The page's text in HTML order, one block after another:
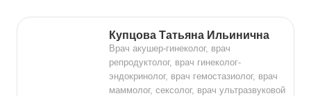
Купцова Татьяна Ильинична
Врач акушер-гинеколог, врач
репродуктолог, врач гинеколог-
эндокринолог, врач гемостазиолог, врач
маммолог, сексолог, врач ультразвуковой